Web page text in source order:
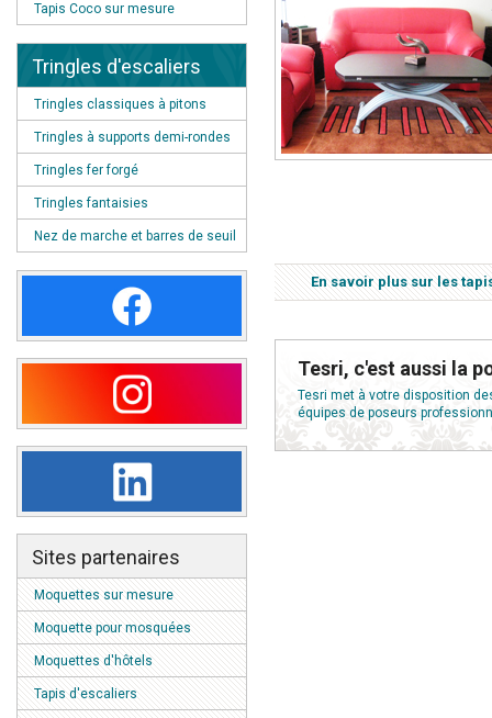
En savoir plus sur les
Tesri, c'est aussi la
Tesri met à votre disposition
équipes de poseurs
Tapis Coco sur mesure
Tringles d'escaliers
Tringles classiques à pitons
Tringles à supports demi-rondes
Tringles fer forgé
Tringles fantaisies
Nez de marche et barres de seuil
Sites partenaires
Moquettes sur mesure
Moquette pour mosquées
Moquettes d'hôtels
Tapis d'escaliers